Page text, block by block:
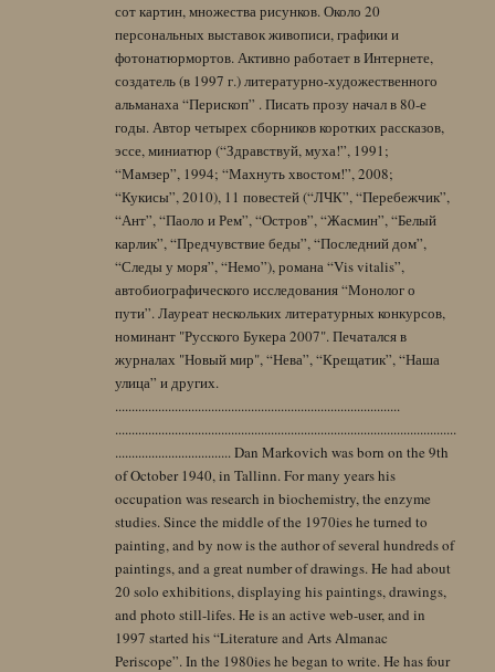
сот картин, множества рисунков. Около 20
персональных выставок живописи, графики и
фотонатюрмортов. Активно работает в Интернете,
создатель (в 1997 г.) литературно-художественного
альманаха “Перископ” . Писать прозу начал в 80-е
годы. Автор четырех сборников коротких рассказов,
эссе, миниатюр (“Здравствуй, муха!”, 1991;
“Мамзер”, 1994; “Махнуть хвостом!”, 2008;
“Кукисы”, 2010), 11 повестей (“ЛЧК”, “Перебежчик”,
“Ант”, “Паоло и Рем”, “Остров”, “Жасмин”, “Белый
карлик”, “Предчувствие беды”, “Последний дом”,
“Следы у моря”, “Немо”), романа “Vis vitalis”,
автобиографического исследования “Монолог о
пути”. Лауреат нескольких литературных конкурсов,
номинант "Русского Букера 2007". Печатался в
журналах "Новый мир", “Нева”, “Крещатик”, “Наша
улица” и других.
......................................................................................
.......................................................................................................
................................... Dan Markovich was born on the 9th
of October 1940, in Tallinn. For many years his
occupation was research in biochemistry, the enzyme
studies. Since the middle of the 1970ies he turned to
painting, and by now is the author of several hundreds of
paintings, and a great number of drawings. He had about
20 solo exhibitions, displaying his paintings, drawings,
and photo still-lifes. He is an active web-user, and in
1997 started his “Literature and Arts Almanac
Periscope”. In the 1980ies he began to write. He has four